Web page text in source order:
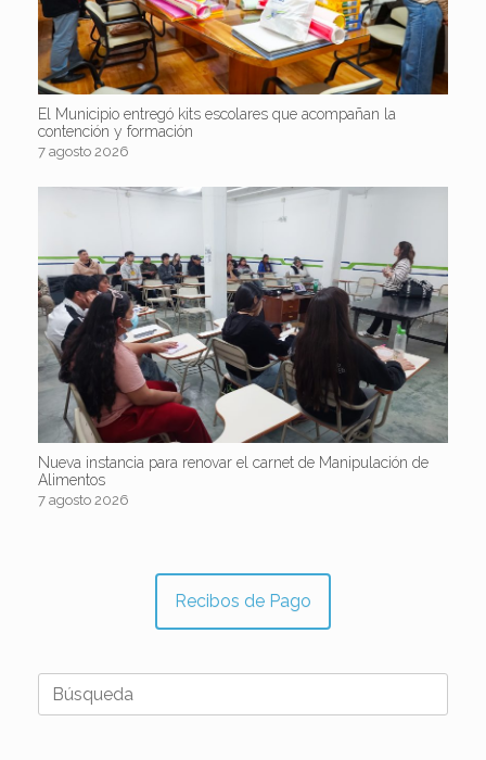
El Municipio entregó kits escolares que acompañan la
contención y formación
7 agosto 2026
Nueva instancia para renovar el carnet de Manipulación de
Alimentos
7 agosto 2026
Recibos de Pago
Buscar: